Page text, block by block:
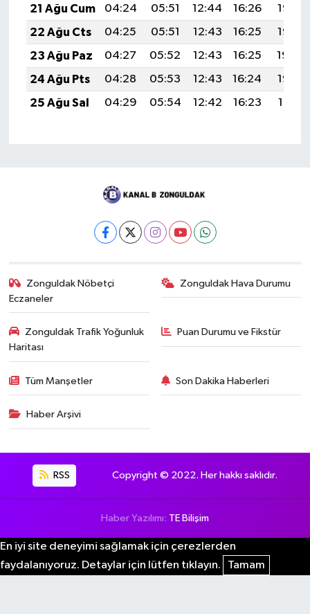
21 Ağu Cum
04:24 05:51 12:44 16:26
19:27
22 Ağu Cts
04:25 05:51 12:43 16:25
19:25
23 Ağu Paz
04:27 05:52 12:43 16:25
19:24
24 Ağu Pts
04:28 05:53 12:43 16:24
19:23
25 Ağu Sal
04:29 05:54 12:42 16:23 19:21
Zonguldak Nöbetçi
Eczaneler
Zonguldak Hava Durumu
Zonguldak Trafik Yoğunluk
Haritası
Puan Durumu ve Fikstür
Tüm Manşetler Son Dakika Haberleri
Haber Arşivi
RSS Copyright © 2022. Her hakkı saklıdır.
Haber Yazılımı: TE Bilişim
En iyi site deneyimi sağlamak için çerezlerden
faydalanıyoruz. Detaylar için lütfen tıklayın.
Tamam